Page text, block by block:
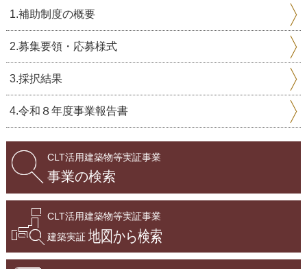
1.補助制度の概要
2.募集要領・応募様式
3.採択結果
4.令和８年度事業報告書
CLT活用建築物等実証事業
事業の検索
CLT活用建築物等実証事業
建築実証 地図から検索